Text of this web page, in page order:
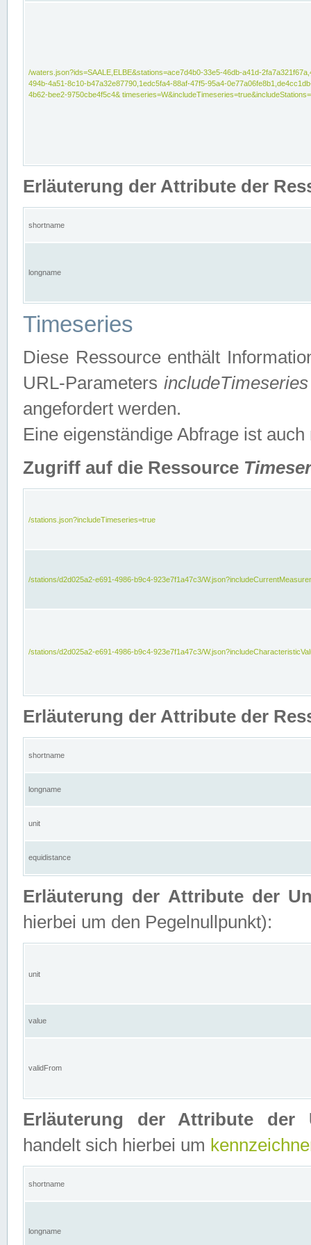
/waters.json?ids=SAALE,ELBE&stations=ace7d4b0-33e5-46db-a41d-
494b-4a51-8c10-b47a32e87790,1edc5fa4-88af-47f5-95a4-
4b62-bee2-9750cbe4f5c4&
Erläuterung der Attribute der
shortname
longname
Timeseries
Diese Ressource enthält
URL-ParametersincludeTimeseries
angefordert werden.
Eine eigenständige Abfrage ist auch
Zugriff auf die Ressource
/stations.json?includeTimeseries=true
/stations/d2d025a2-e691-4986-b9c4-923e7f1a47c3/
/stations/d2d025a2-e691-4986-b9c4-923e7f1a47c3/
Erläuterung der Attribute der
shortname
longname
unit
equidistance
Erläuterung der Attribute der
hierbei um den Pegelnullpunkt):
unit
value
validFrom
Erläuterung der Attribute der
handelt sich hierbei um
shortname
longname